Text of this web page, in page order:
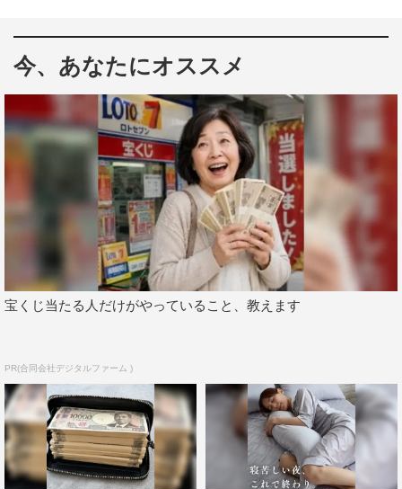
今、あなたにオススメ
宝くじ当たる人だけがやっていること、教えます
PR(合同会社デジタルファーム )